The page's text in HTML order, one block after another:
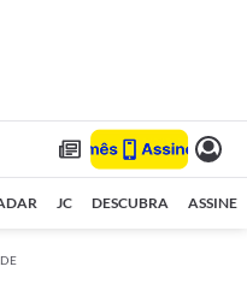
JC DESCUBRA ASSINE